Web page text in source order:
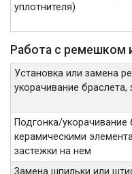
уплотнителя)
Работа с ремешком
Установка или замена
укорачивание
Подгонка/укорачивание
керамическими
застежки на нем
Замена шпильки или